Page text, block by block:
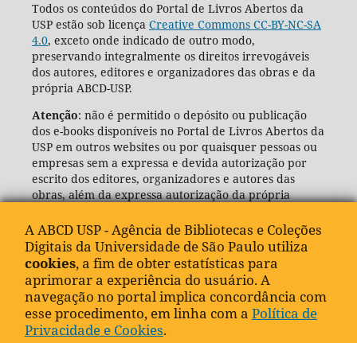
Todos os conteúdos do Portal de Livros Abertos da
USP estão sob licença Creative Commons CC-BY-NC-SA
4.0, exceto onde indicado de outro modo,
preservando integralmente os direitos irrevogáveis
dos autores, editores e organizadores das obras e da
própria ABCD-USP.
Atenção: não é permitido o depósito ou publicação
dos e-books disponíveis no Portal de Livros Abertos da
USP em outros websites ou por quaisquer pessoas ou
empresas sem a expressa e devida autorização por
escrito dos editores, organizadores e autores das
obras, além da expressa autorização da própria
(ABCD-USP).
A ABCD USP - Agência de Bibliotecas e Coleções
Digitais da Universidade de São Paulo utiliza
cookies, a fim de obter estatísticas para
aprimorar a experiência do usuário. A
navegação no portal implica concordância com
esse procedimento, em linha com a Política de
Privacidade e Cookies.